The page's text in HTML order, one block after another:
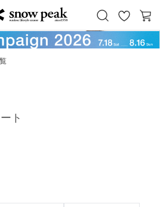
Snow Peak
お
気
カ
ー
ト